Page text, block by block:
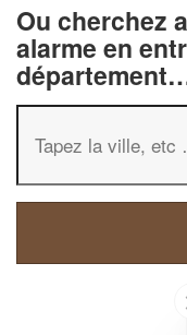
Ou cherchez
alarme en